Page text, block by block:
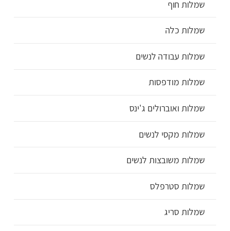
שמלות חוף
שמלות כלה
שמלות עבודה לנשים
שמלות מודפסות
שמלות ואוברולים ג'ינס
שמלות מקסי לנשים
שמלות משובצות לנשים
שמלות סטרפלס
שמלות סריג